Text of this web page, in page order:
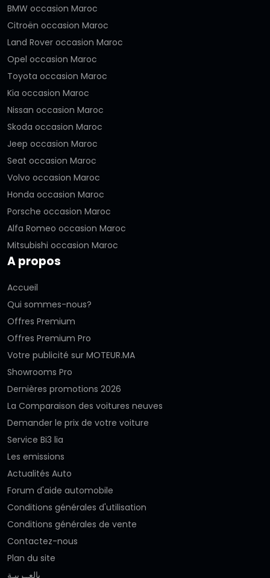
BMW occasion Maroc
Citroën occasion Maroc
Land Rover occasion Maroc
Opel occasion Maroc
Toyota occasion Maroc
Kia occasion Maroc
Nissan occasion Maroc
Skoda occasion Maroc
Jeep occasion Maroc
Seat occasion Maroc
Volvo occasion Maroc
Honda occasion Maroc
Porsche occasion Maroc
Alfa Romeo occasion Maroc
Mitsubishi occasion Maroc
A propos
Accueil
Qui sommes-nous?
Offres Premium
Offres Premium Pro
Votre publicité sur MOTEUR.MA
Showrooms Pro
Dernières promotions 2026
La Comparaison des voitures neuves
Demander le prix de votre voiture
Service Bi3 lia
Les emissions
Actualités Auto
Forum d'aide automobile
Conditions générales d'utilisation
Conditions générales de vente
Contactez-nous
Plan du site
بالعــربيـة